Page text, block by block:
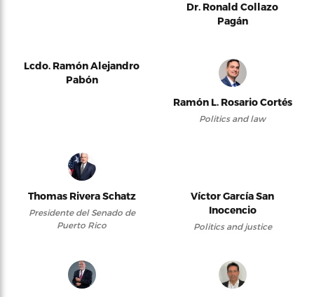
Dr. Ronald Collazo
Pagán
Lcdo. Ramón Alejandro
Pabón
Ramón L. Rosario Cortés
Politics and law
Thomas Rivera Schatz
Presidente del Senado de
Puerto Rico
Víctor García San
Inocencio
Politics and justice